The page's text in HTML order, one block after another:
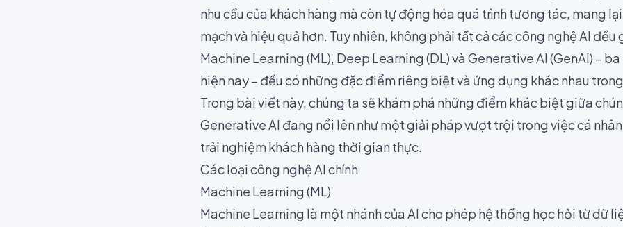
nhu cầu của khách hàng mà còn tự động hóa quá trình tương tác, mang
mạch và hiệu quả hơn. Tuy nhiên, không phải tất cả các công nghệ AI đều
Machine Learning (ML), Deep Learning (DL) và Generative AI (GenAI) –
hiện nay – đều có những đặc điểm riêng biệt và ứng dụng khác nhau
Trong bài viết này, chúng ta sẽ khám phá những điểm khác biệt giữa
Generative AI đang nổi lên như một giải pháp vượt trội trong việc cá
trải nghiệm khách hàng thời gian thực.
Các loại công nghệ AI chính
Machine Learning (ML)
Machine Learning là một nhánh của AI cho phép hệ thống học hỏi từ dữ